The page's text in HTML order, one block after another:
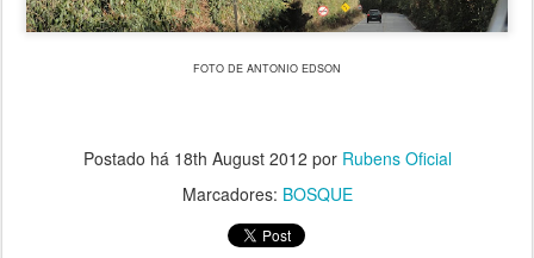
FOTO DE ANTONIO EDSON
Postado há 18th August 2012 por Rubens Oficial
Marcadores: BOSQUE